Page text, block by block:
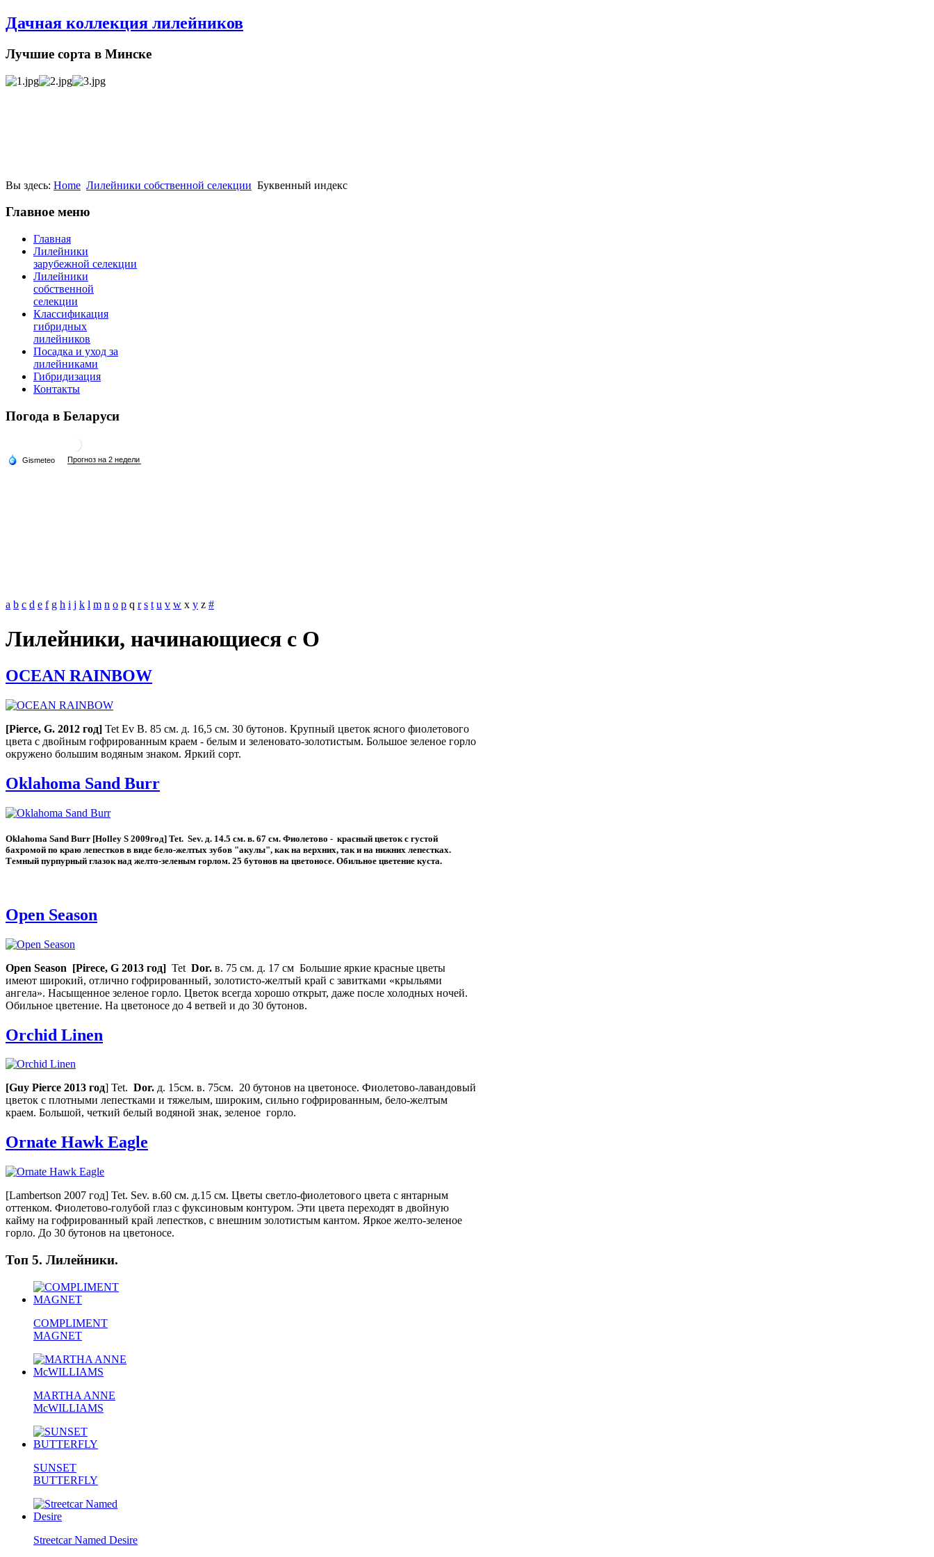
Дачная коллекция лилейников
Лучшие сорта в Минске
Вы здесь: Home Лилейники собственной селекции Буквенный индекс
Главное меню
Главная
Лилейники
зарубежной селекции
Лилейники
собственной
селекции
Классификация
гибридных
лилейников
Посадка и уход за
лилейниками
Гибридизация
Контакты
Погода в Беларуси
a b c d e f g h i j k l m n o p q r s t u v w x y z #
Лилейники, начинающиеся с O
OCEAN RAINBOW
[Pierce, G. 2012 год] Tet Ev В. 85 см. д. 16,5 см. 30 бутонов. Крупный цветок ясного фиолетового
цвета с двойным гофрированным краем - белым и зеленовато-золотистым. Большое зеленое горло
окружено большим водяным знаком. Яркий сорт.
Oklahoma Sand Burr
Oklahoma Sand Burr [Holley S 2009год] Tet. Sev. д. 14.5 см. в. 67 см. Фиолетово - красный цветок с густой
бахромой по краю лепестков в виде бело-желтых зубов "акулы", как на верхних, так и на нижних лепестках.
Темный пурпурный глазок над желто-зеленым горлом. 25 бутонов на цветоносе. Обильное цветение куста.
Open Season
Open Season [Pirece, G 2013 год] Tet Dor. в. 75 см. д. 17 см Большие яркие красные цветы
имеют широкий, отлично гофрированный, золотисто-желтый край с завитками «крыльями
ангела». Насыщенное зеленое горло. Цветок всегда хорошо открыт, даже после холодных ночей.
Обильное цветение. На цветоносе до 4 ветвей и до 30 бутонов.
Orchid Linen
[Guy Pierce 2013 год] Tet. Dor. д. 15см. в. 75см. 20 бутонов на цветоносе. Фиолетово-лавандовый
цветок с плотными лепестками и тяжелым, широким, сильно гофрированным, бело-желтым
краем. Большой, четкий белый водяной знак, зеленое горло.
Ornate Hawk Eagle
[Lambertson 2007 год] Tet. Sev. в.60 см. д.15 см. Цветы светло-фиолетового цвета с янтарным
оттенком. Фиолетово-голубой глаз с фуксиновым контуром. Эти цвета переходят в двойную
кайму на гофрированный край лепестков, с внешним золотистым кантом. Яркое желто-зеленое
горло. До 30 бутонов на цветоносе.
Топ 5. Лилейники.
COMPLIMENT
MAGNET
MARTHA ANNE
McWILLIAMS
SUNSET
BUTTERFLY
Streetcar Named Desire